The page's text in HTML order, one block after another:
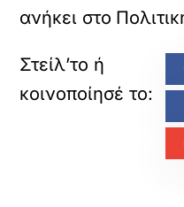
ανήκει στο